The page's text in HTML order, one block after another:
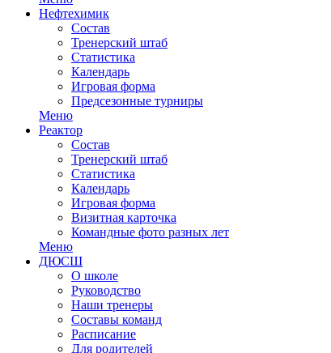
Нефтехимик
Состав
Тренерский штаб
Статистика
Календарь
Игровая форма
Предсезонные турниры
Меню
Реактор
Состав
Тренерский штаб
Статистика
Календарь
Игровая форма
Визитная карточка
Командные фото разных лет
Меню
ДЮСШ
О школе
Руководство
Наши тренеры
Составы команд
Расписание
Для родителей